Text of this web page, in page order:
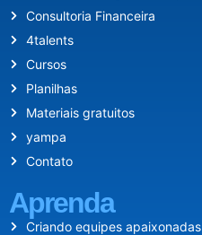
Consultoria Financeira
4talents
Cursos
Planilhas
Materiais gratuitos
yampa
Contato
Aprenda
Criando equipes apaixonadas